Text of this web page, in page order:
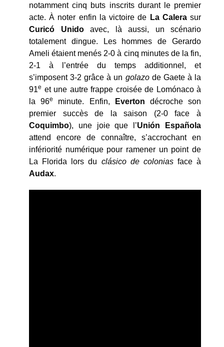
notamment cinq buts inscrits durant le premier
acte. À noter enfin la victoire de La Calerasur
Curicó Unidoavec, là aussi, un scénario
totalement dingue. Les hommes de Gerardo
Ameli étaient menés 2-0 à cinq minutes de la fin,
2-1 à l’entrée du temps additionnel, et
s’imposent 3-2 grâce à un golazode Gaete à la
91e et une autre frappe croisée de Lomónaco à
la 96e minute. Enfin, Everton décroche son
premier succès de la saison (2-0 face à
Coquimbo), une joie que l’Unión
Española
attend encore de connaître, s’accrochant en
infériorité numérique pour ramener un point de
La Florida lors du clásico de coloniasface à
Audax.